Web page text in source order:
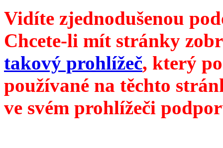
Vidíte zjednodušenou
Chcete-li mít stránky
takový prohlížeč, který
používané na těchto
ve svém prohlížeči